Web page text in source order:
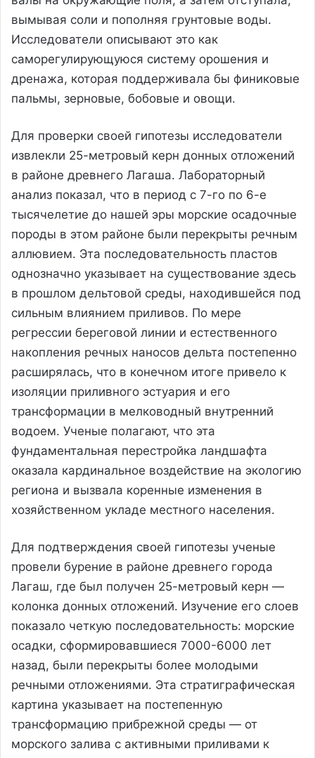
вымывая соли и пополняя грунтовые воды.
Исследователи описывают это как
саморегулирующуюся систему орошения и
дренажа, которая поддерживала бы финиковые
пальмы, зерновые, бобовые и овощи.
Для проверки своей гипотезы исследователи
извлекли 25-метровый керн донных отложений
в районе древнего Лагаша. Лабораторный
анализ показал, что в период с 7-го по 6-е
тысячелетие до нашей эры морские осадочные
породы в этом районе были перекрыты речным
аллювием. Эта последовательность пластов
однозначно указывает на существование здесь
в прошлом дельтовой среды, находившейся под
сильным влиянием приливов. По мере
регрессии береговой линии и естественного
накопления речных наносов дельта постепенно
расширялась, что в конечном итоге привело к
изоляции приливного эстуария и его
трансформации в мелководный внутренний
водоем. Ученые полагают, что эта
фундаментальная перестройка ландшафта
оказала кардинальное воздействие на экологию
региона и вызвала коренные изменения в
хозяйственном укладе местного населения.
Для подтверждения своей гипотезы ученые
провели бурение в районе древнего города
Лагаш, где был получен 25-метровый керн —
колонка донных отложений. Изучение его слоев
показало четкую последовательность: морские
осадки, сформировавшиеся 7000-6000 лет
назад, были перекрыты более молодыми
речными отложениями. Эта стратиграфическая
картина указывает на постепенную
трансформацию прибрежной среды — от
морского залива с активными приливами к